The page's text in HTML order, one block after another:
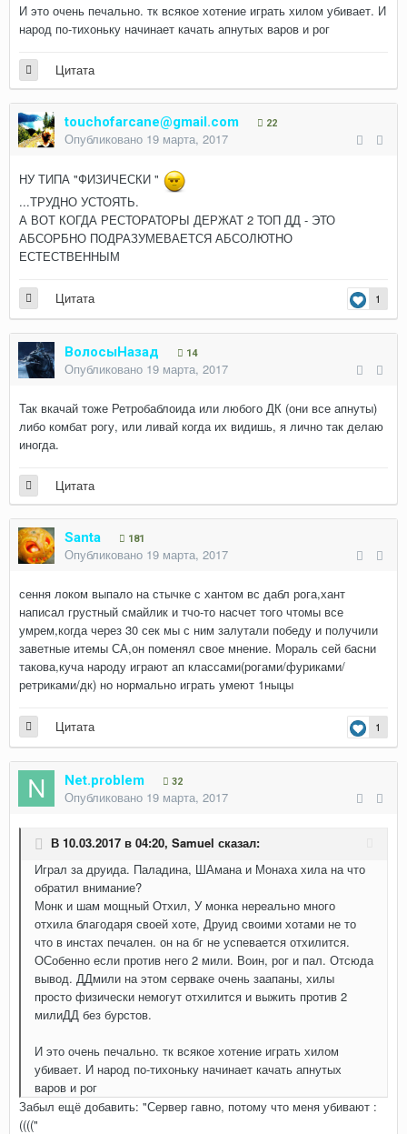
И это очень печально. тк всякое хотение играть хилом убивает. И
народ по-тихоньку начинает качать апнутых варов и рог
Цитата
touchofarcane@gmail.com 22
Опубликовано 19 марта, 2017
НУ ТИПА "ФИЗИЧЕСКИ "
...ТРУДНО УСТОЯТЬ.
А ВОТ КОГДА РЕСТОРАТОРЫ ДЕРЖАТ 2 ТОП ДД - ЭТО
АБСОРБНО ПОДРАЗУМЕВАЕТСЯ АБСОЛЮТНО
ЕСТЕСТВЕННЫМ
1
Цитата
ВолосыНазад 14
Опубликовано 19 марта, 2017
Так вкачай тоже Ретробаблоида или любого ДК (они все апнуты)
либо комбат рогу, или ливай когда их видишь, я лично так делаю
иногда.
Цитата
Santa 181
Опубликовано 19 марта, 2017
сення локом выпало на стычке с хантом вс дабл рога,хант
написал грустный смайлик и тчо-то насчет того чтомы все
умрем,когда через 30 сек мы с ним залутали победу и получили
заветные итемы СА,он поменял свое мнение. Мораль сей басни
такова,куча народу играют ап классами(рогами/фуриками/
ретриками/дк) но нормально играть умеют 1ныцы
1
Цитата
Net.problem 32
Опубликовано 19 марта, 2017
В 10.03.2017 в 04:20, Samuel сказал:
Играл за друида. Паладина, ШАмана и Монаха хила на что
обратил внимание?
Монк и шам мощный Отхил, У монка нереально много
отхила благодаря своей хоте, Друид своими хотами не то
что в инстах печален. он на бг не успевается отхилится.
ОСобенно если против него 2 мили. Воин, рог и пал. Отсюда
вывод. ДДмили на этом серваке очень заапаны, хилы
просто физически немогут отхилится и выжить против 2
милиДД без бурстов.
И это очень печально. тк всякое хотение играть хилом
убивает. И народ по-тихоньку начинает качать апнутых
варов и рог
Забыл ещё добавить: "Сервер гавно, потому что меня убивают :
(((("